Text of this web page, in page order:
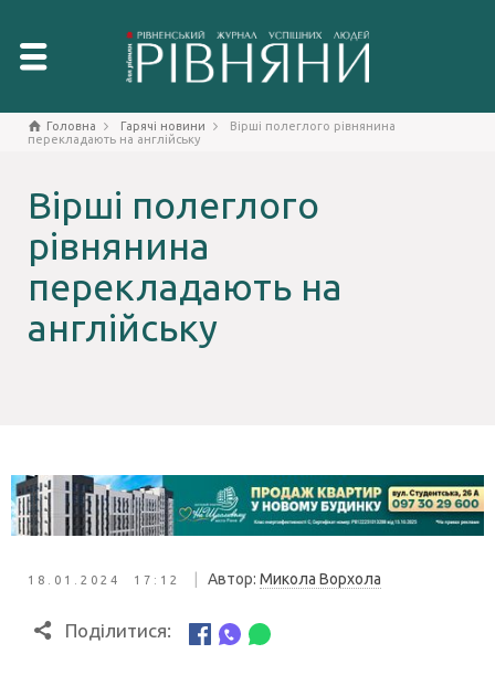
Головна Гарячі новини
Вірші полеглого рівнянина
перекладають на англійську
Вірші полеглого
рівнянина
перекладають на
англійську
18.01.2024 17:12 Автор: Микола Ворхола
Поділитися: